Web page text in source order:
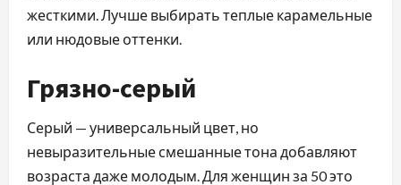
жесткими. Лучше выбирать теплые карамельные
или нюдовые оттенки.
Грязно-серый
Серый — универсальный цвет, но
невыразительные смешанные тона добавляют
возраста даже молодым. Для женщин за 50 это